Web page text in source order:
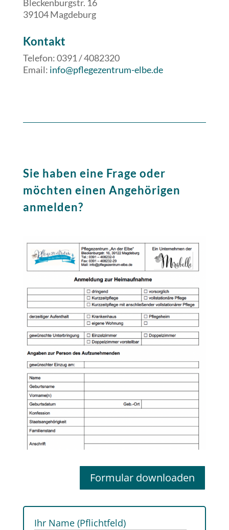
Bleckenburgstr. 16
39104 Magdeburg
​​Kontakt
Telefon: 0391 / 4082320
Email: info@pflegezentrum-elbe.de
Sie haben eine Frage oder
möchten einen Angehörigen
anmelden?
Formular downloaden
Ihr Name (Pflichtfeld)